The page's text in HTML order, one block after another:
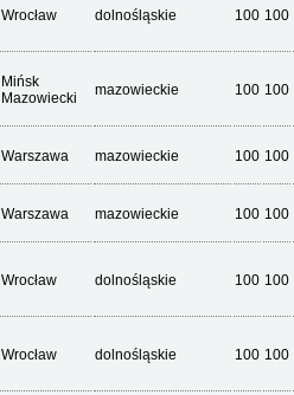
Wrocław dolnośląskie 100 100
Mińsk
Mazowiecki
mazowieckie 100 100
Warszawa mazowieckie 100 100
Warszawa mazowieckie 100 100
Wrocław dolnośląskie 100 100
Wrocław dolnośląskie 100 100